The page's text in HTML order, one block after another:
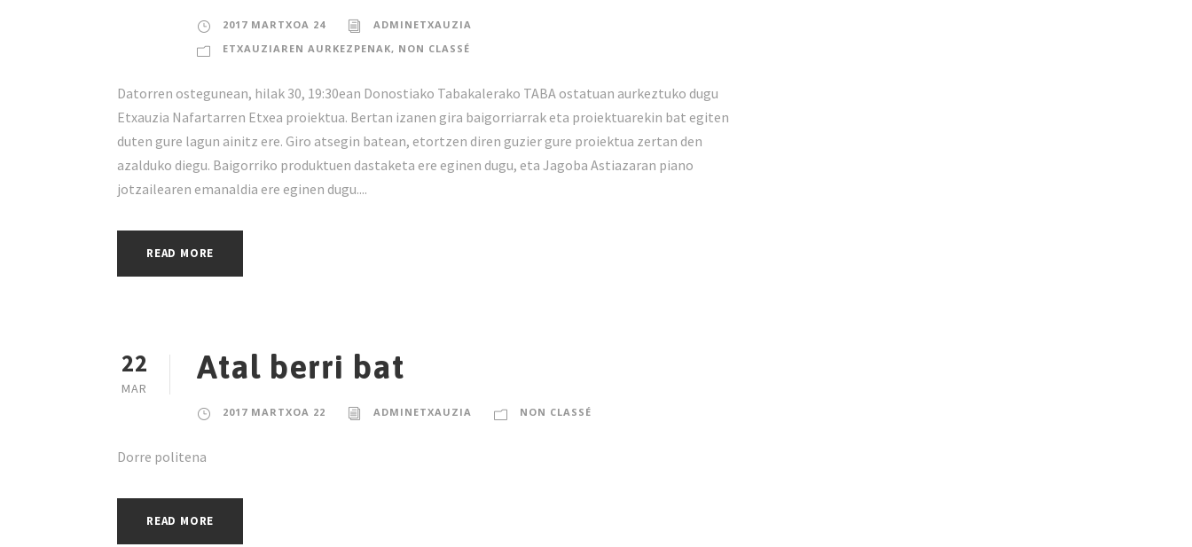
2017 MARTXOA 24
ADMINETXAUZIA
ETXAUZIAREN AURKEZPENAK, NON CLASSÉ
Datorren ostegunean, hilak 30, 19:30ean Donostiako Tabakalerako TABA ostatuan aurkeztuko dugu
Etxauzia Nafartarren Etxea proiektua. Bertan izanen gira baigorriarrak eta proiektuarekin bat egiten
duten gure lagun ainitz ere. Giro atsegin batean, etortzen diren guzier gure proiektua zertan den
azalduko diegu. Baigorriko produktuen dastaketa ere eginen dugu, eta Jagoba Astiazaran piano
jotzailearen emanaldia ere eginen dugu....
READ MORE
22
MAR
Atal berri bat
2017 MARTXOA 22 ADMINETXAUZIA NON CLASSÉ
Dorre politena
READ MORE